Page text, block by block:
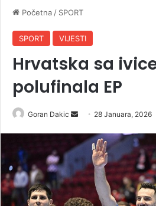
Početna / SPORT
SPORT VIJESTI
Hrvatska sa
polufinala EP
Goran Dakic
n
d
a
n
e
28 Januara, 2026